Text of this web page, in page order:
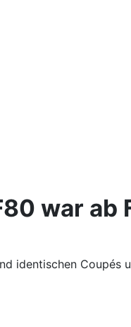
war ab
identischen Coupés